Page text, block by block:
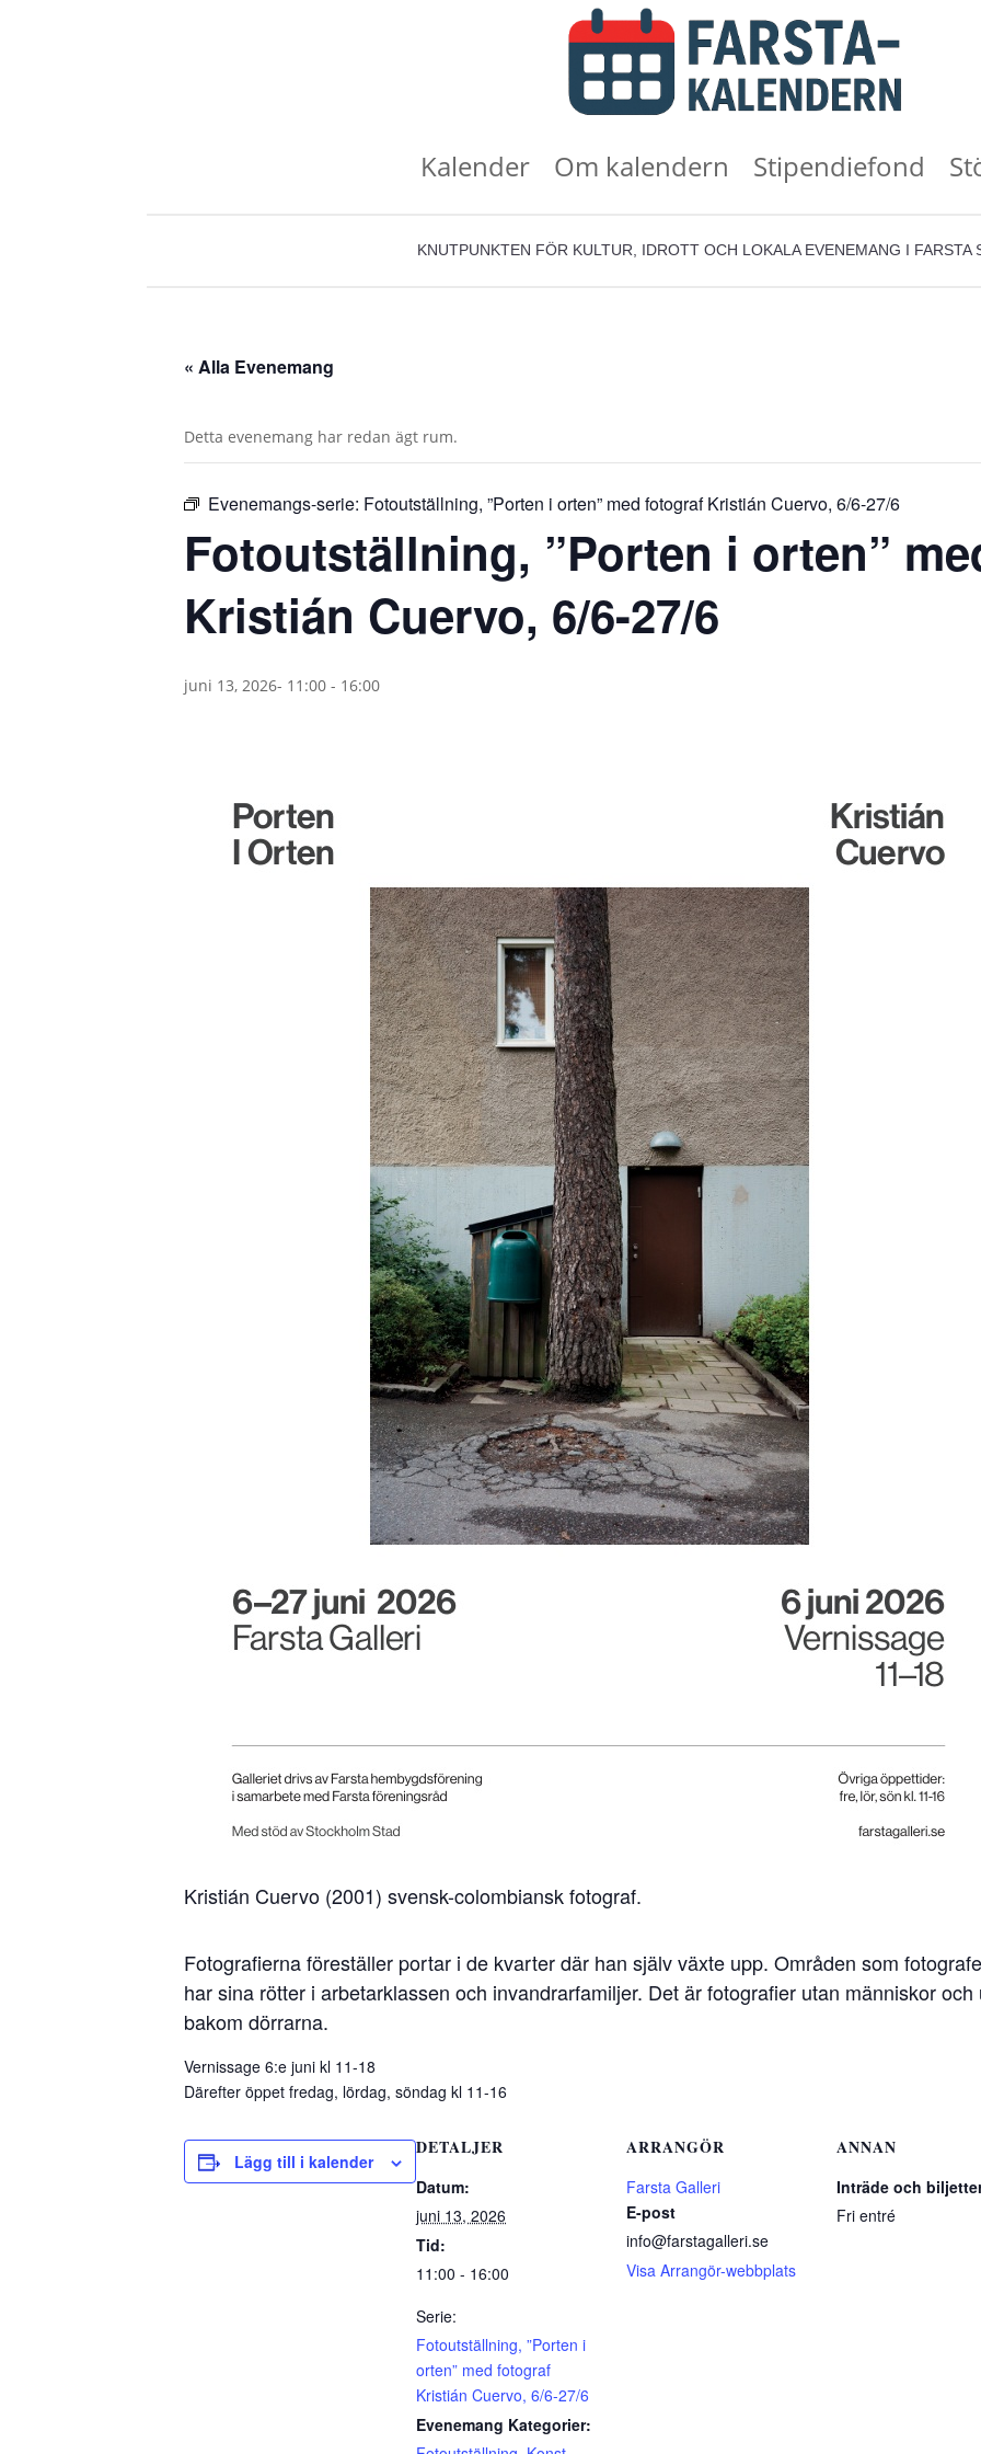
Kalender Om kalendern Stipendiefond
KNUTPUNKTEN FÖR KULTUR, IDROTT OCH LOKALA EVENEMANG I FARSTA
« Alla Evenemang
Detta evenemang har redan ägt rum.
Evenemangs-serie: Fotoutställning, ”Porten i orten” med fotograf Kristián Cuervo, 6/6-27/6
Fotoutställning, ”Porten i orten”
Kristián Cuervo, 6/6-27/6
juni 13, 2026- 11:00 - 16:00
Kristián Cuervo (2001) svensk-colombiansk fotograf.
Fotografierna föreställer portar i de kvarter där han själv växte upp. Områden som
har sina rötter i arbetarklassen och invandrarfamiljer. Det är fotografier utan människor
bakom dörrarna.
Vernissage 6:e juni kl 11-18
Därefter öppet fredag, lördag, söndag kl 11-16
Lägg till i kalender
DETALJER
Datum:
juni 13, 2026
Tid:
11:00 - 16:00
Serie:
Fotoutställning, ”Porten i
orten” med fotograf
Kristián Cuervo, 6/6-27/6
Evenemang Kategorier:
ARRANGÖR
Farsta Galleri
E-post
info@farstagalleri.se
Visa Arrangör-webbplats
ANNAN
Inträde och
Fri entré